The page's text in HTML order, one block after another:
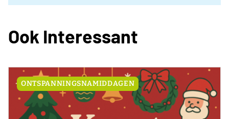
Ook Interessant
ONTSPANNINGSNAMIDDAGEN